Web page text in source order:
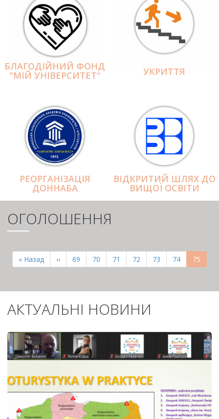
БЛАГОДІЙНИЙ ФОНД
"МІЙ УНІВЕРСИТЕТ" УКРИТТЯ
РЕОРГАНІЗАЦІЯ
ДОННАБА
ВІДКРИТИЙ ШЛЯХ ДО
ВИЩОЇ ОСВІТИ
ОГОЛОШЕННЯ
СТОРІНКИ
Перша
сторінка
« Назад
Попередня
сторінка
‹‹ Page
69 Page
70 Page
71 Page
72 Page
73 Page
74 75
АКТУАЛЬНІ НОВИНИ